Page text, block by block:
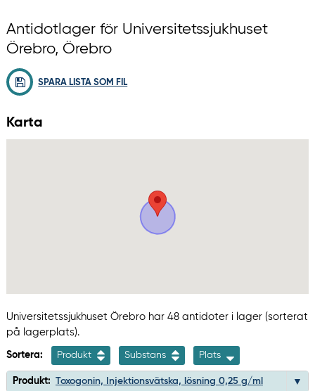
Antidotlager för Universitetssjukhuset
Örebro, Örebro
SPARA LISTA SOM FIL
Karta
Universitetssjukhuset Örebro har 48 antidoter i lager (sorterat
på lagerplats).
Sortera: Produkt Substans Plats
Produkt: Toxogonin, Injektionsvätska, lösning 0,25 g/ml